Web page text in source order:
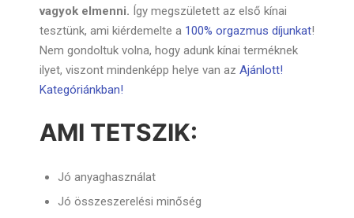
vagyok elmenni. Így megszületett az első kínai
tesztünk, ami kiérdemelte a 100% orgazmus díjunkat!
Nem gondoltuk volna, hogy adunk kínai terméknek
ilyet, viszont mindenképp helye van az Ajánlott!
Kategóriánkban!
AMI TETSZIK:
Jó anyaghasználat
Jó összeszerelési minőség